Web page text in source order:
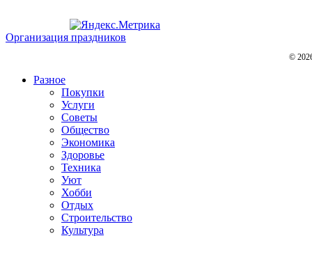
Организация праздников
©
Разное
Покупки
Услуги
Советы
Общество
Экономика
Здоровье
Техника
Уют
Хобби
Отдых
Строительство
Культура